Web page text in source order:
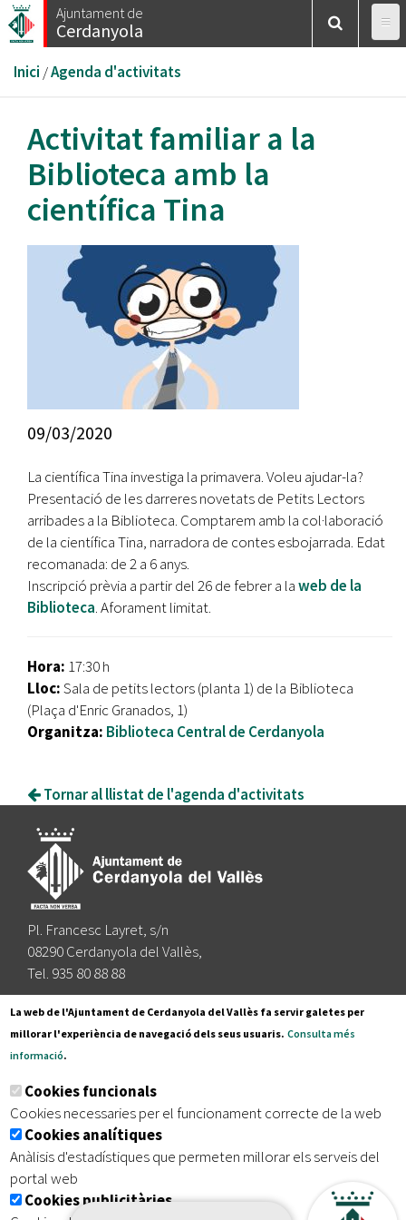
Vés
al
Ajuntament de
Cerdanyola
Esteu
aquí
Inici /Agenda d'activitats
Activitat familiar a la
Biblioteca amb la
científica Tina
09/03/2020
La científica Tina investiga la primavera. Voleu ajudar-la?
Presentació de les darreres novetats de Petits Lectors
arribades a la Biblioteca. Comptarem amb la col·laboració
de la científica Tina, narradora de contes esbojarrada. Edat
recomanada: de 2 a 6 anys.
Inscripció prèvia a partir del 26 de febrer a laweb de la
Biblioteca. Aforament limitat.
Hora: 17:30 h
Lloc:Sala de petits lectors (planta 1) de la Biblioteca
(Plaça d'Enric Granados, 1)
Organitza: Biblioteca Central de Cerdanyola
Tornar al llistat de l'agenda d'activitats
Pl. Francesc Layret, s/n
08290 Cerdanyola del Vallès,
Tel. 935 80 88 88
Segueix-nos a:
Subscriu-te al nostre butlletí
Inici | Avís legal | Protecció de dades
| Accessibilitat
La web de l'Ajuntament de Cerdanyola del Vallès fa servir galetes per
millorar l'experiència de navegació dels seus usuaris. Consulta més
informació.
Cookies funcionals
Cookies necessaries per el funcionament correcte de la web
Cookies analítiques
Anàlisis d'estadístiques que permeten millorar els serveis del
portal web
Cookies publicitàries